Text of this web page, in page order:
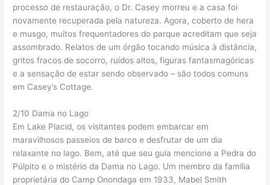
processo de restauração, o Dr. Casey morreu e a casa foi
novamente recuperada pela natureza. Agora, coberto de hera
e musgo, muitos frequentadores do parque acreditam que seja
assombrado. Relatos de um órgão tocando música à distância,
gritos fracos de socorro, ruídos altos, figuras fantasmagóricas
e a sensação de estar sendo observado – são todos comuns
em Casey’s Cottage.
2/10 Dama no Lago
Em Lake Placid, os visitantes podem embarcar em
maravilhosos passeios de barco e desfrutar de um dia
relaxante no lago. Bem, até que seu guia mencione a Pedra do
Púlpito e o mistério da Dama no Lago. Um membro da família
proprietária do Camp Onondaga em 1933, Mabel Smith